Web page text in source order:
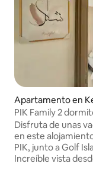
Apartamento en
n Penjaringan
PIK Family 2
balcón con las
Disfruta de unas
en este alojamiento. En el corazón
PIK, junto a Golf
Increíble vista